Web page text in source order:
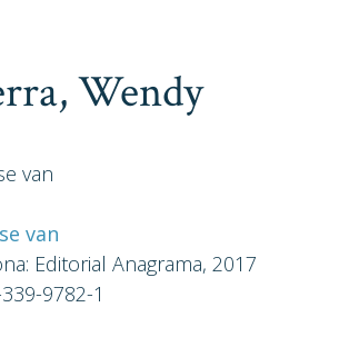
Wendy
van
van
Editorial Anagrama, 2017
9782-1